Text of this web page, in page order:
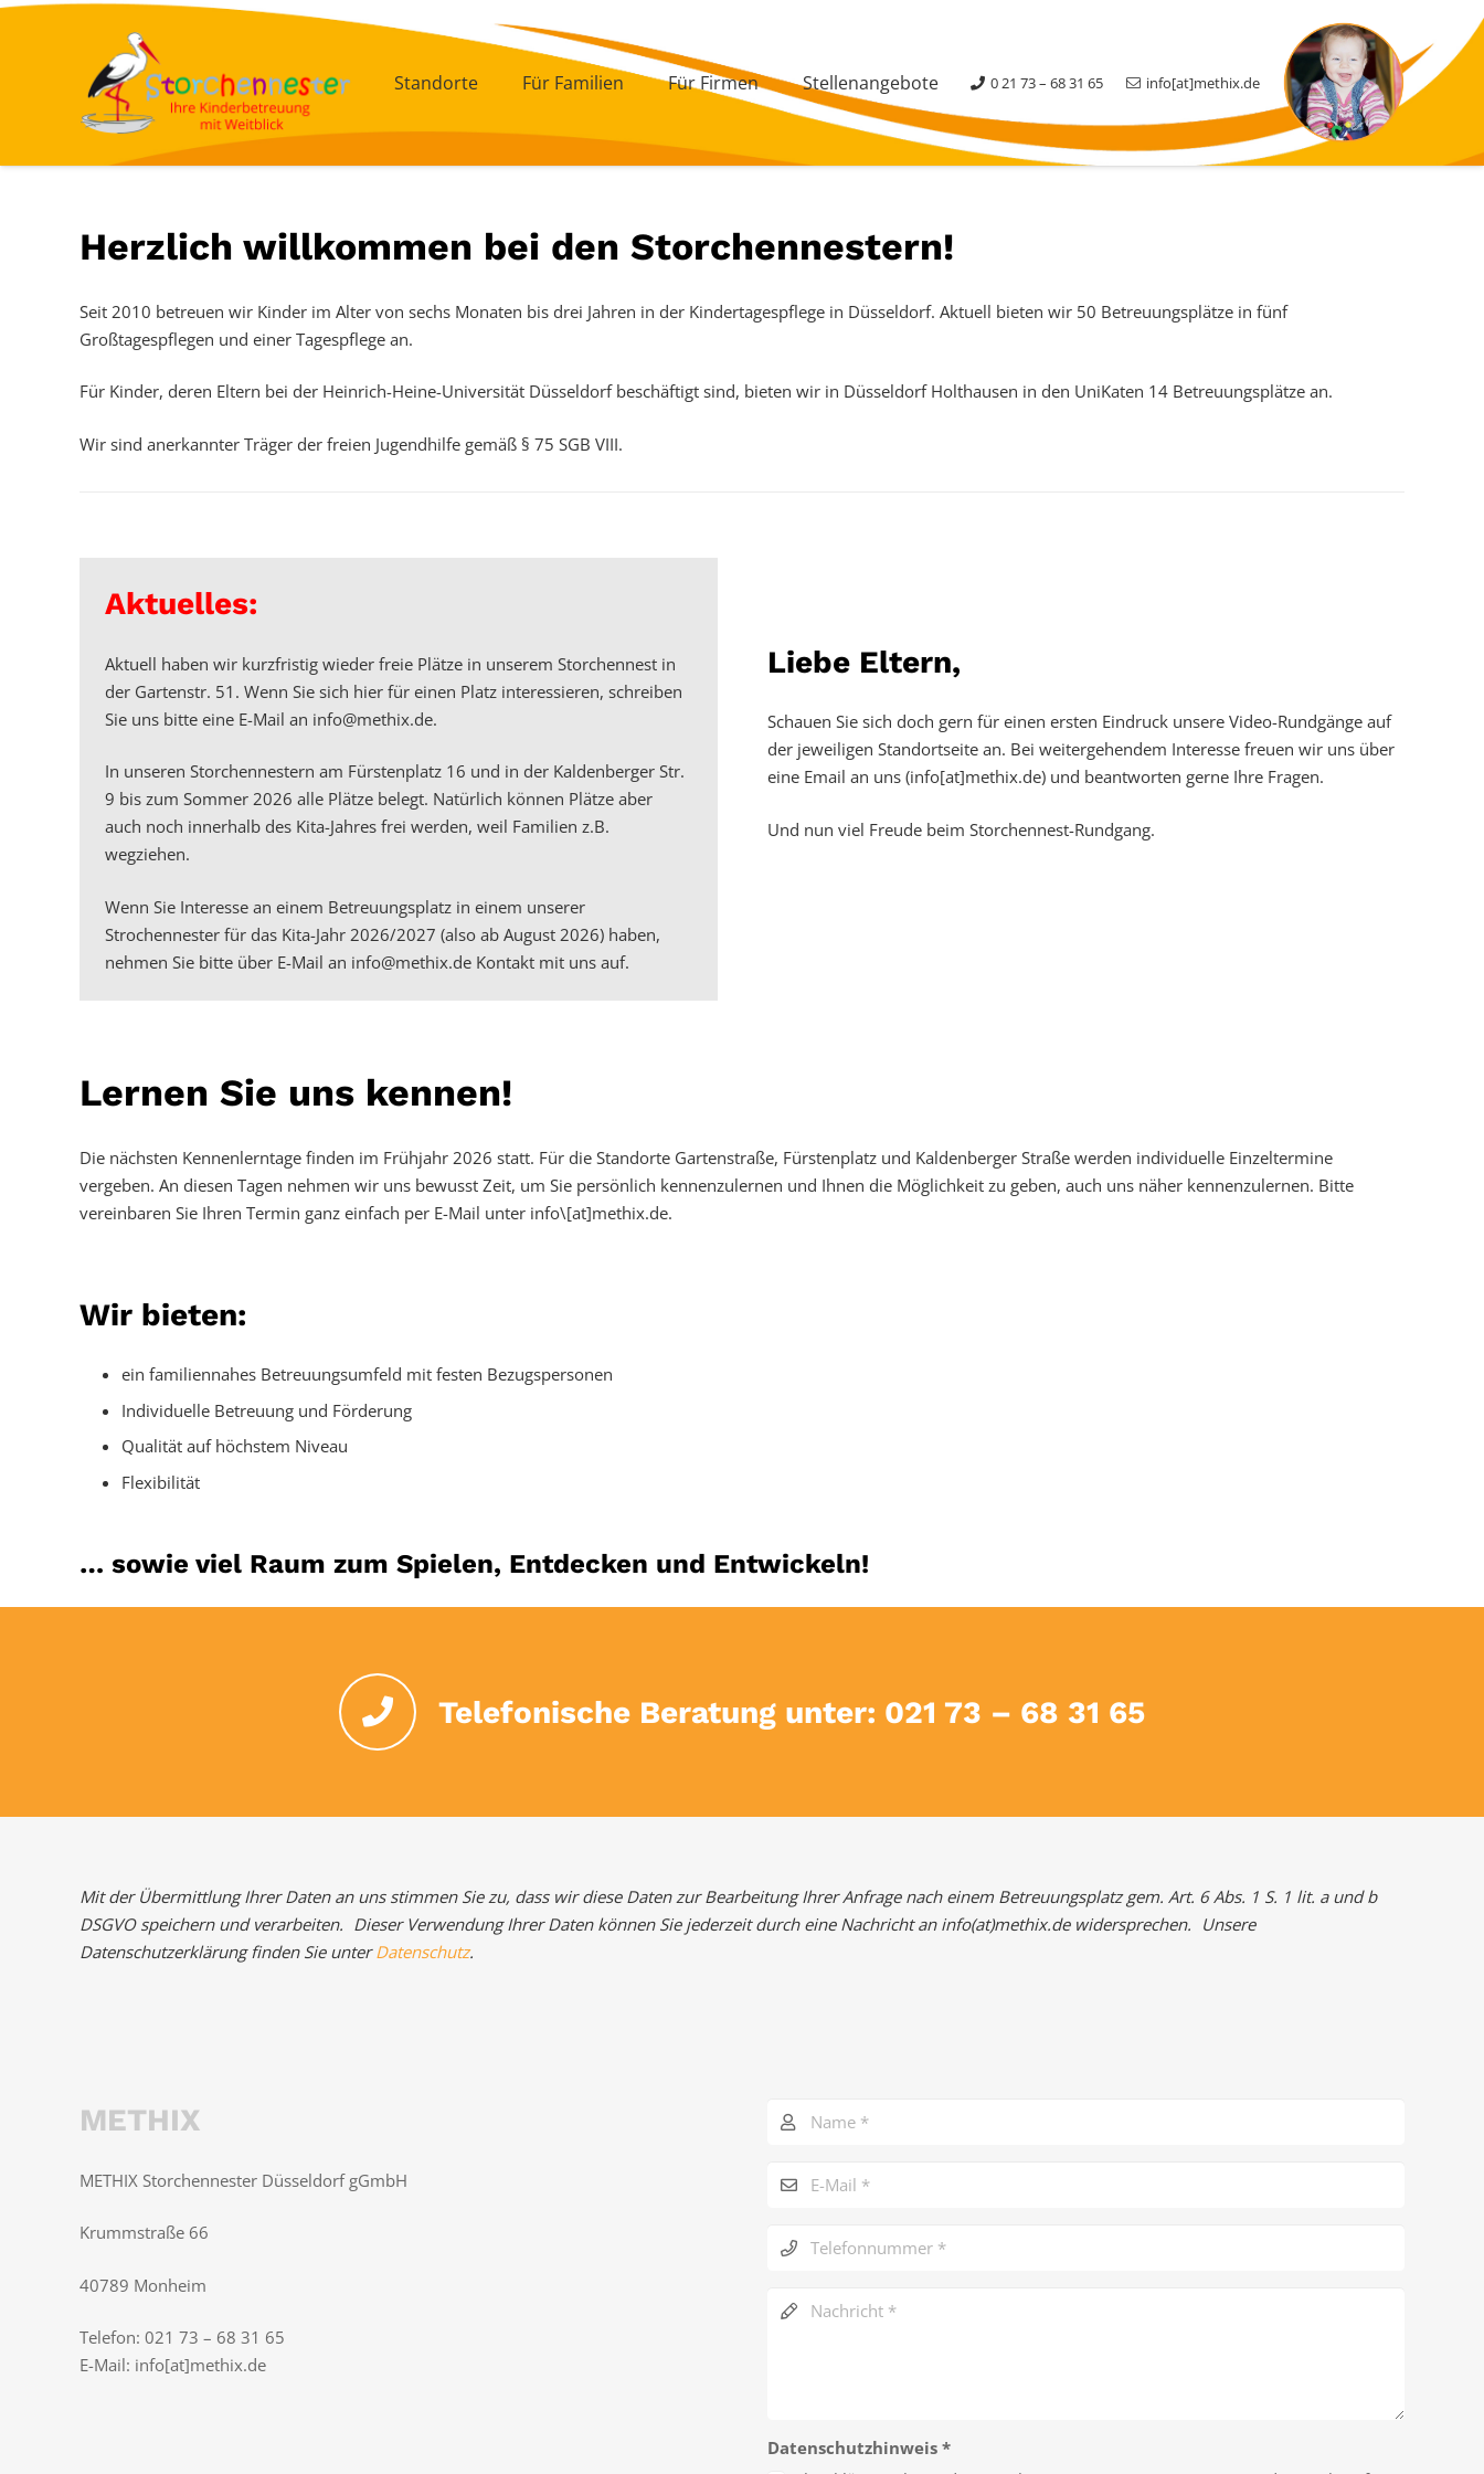
Standorte Für Familien Für Firmen Stellenangebote 0 21 73 – 68 31 65 info[at]methix.de
Herzlich willkommen bei den Storchennestern!
Seit 2010 betreuen wir Kinder im Alter von sechs Monaten bis drei Jahren in der Kindertagespflege in Düsseldorf. Aktuell bieten wir 50 Betreuungsplätze in fünf
Großtagespflegen und einer Tagespflege an.
Für Kinder, deren Eltern bei der Heinrich-Heine-Universität Düsseldorf beschäftigt sind, bieten wir in Düsseldorf Holthausen in den UniKaten 14 Betreuungsplätze an.
Wir sind anerkannter Träger der freien Jugendhilfe gemäß § 75 SGB VIII.
Aktuelles:
Aktuell haben wir kurzfristig wieder freie Plätze in unserem Storchennest in
der Gartenstr. 51. Wenn Sie sich hier für einen Platz interessieren, schreiben
Sie uns bitte eine E-Mail an info@methix.de.
In unseren Storchennestern am Fürstenplatz 16 und in der Kaldenberger Str.
9 bis zum Sommer 2026 alle Plätze belegt. Natürlich können Plätze aber
auch noch innerhalb des Kita-Jahres frei werden, weil Familien z.B.
wegziehen.
Wenn Sie Interesse an einem Betreuungsplatz in einem unserer
Strochennester für das Kita-Jahr 2026/2027 (also ab August 2026) haben,
nehmen Sie bitte über E-Mail an info@methix.de Kontakt mit uns auf.
Liebe Eltern,
Schauen Sie sich doch gern für einen ersten Eindruck unsere Video-Rundgänge auf
der jeweiligen Standortseite an. Bei weitergehendem Interesse freuen wir uns über
eine Email an uns (info[at]methix.de) und beantworten gerne Ihre Fragen.
Und nun viel Freude beim Storchennest-Rundgang.
Lernen Sie uns kennen!
Die nächsten Kennenlerntage finden im Frühjahr 2026 statt. Für die Standorte Gartenstraße, Fürstenplatz und Kaldenberger Straße werden individuelle Einzeltermine
vergeben. An diesen Tagen nehmen wir uns bewusst Zeit, um Sie persönlich kennenzulernen und Ihnen die Möglichkeit zu geben, auch uns näher kennenzulernen. Bitte
vereinbaren Sie Ihren Termin ganz einfach per E-Mail unter info\[at]methix.de.
Wir bieten:
ein familiennahes Betreuungsumfeld mit festen Bezugspersonen
Individuelle Betreuung und Förderung
Qualität auf höchstem Niveau
Flexibilität
… sowie viel Raum zum Spielen, Entdecken und Entwickeln!
Telefonische Beratung unter: 021 73 – 68 31 65
Mit der Übermittlung Ihrer Daten an uns stimmen Sie zu, dass wir diese Daten zur Bearbeitung Ihrer Anfrage nach einem Betreuungsplatz gem. Art. 6 Abs. 1 S. 1 lit. a und b
DSGVO speichern und verarbeiten. Dieser Verwendung Ihrer Daten können Sie jederzeit durch eine Nachricht an info(at)methix.de widersprechen. Unsere
Datenschutzerklärung finden Sie unterDatenschutz.
METHIX
METHIX Storchennester Düsseldorf gGmbH
Krummstraße 66
40789 Monheim
Telefon: 021 73 – 68 31 65
E-Mail: info[at]methix.de
Datenschutzhinweis *